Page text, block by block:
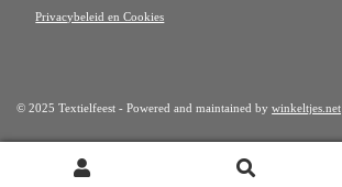
Privacybeleid en Cookies
© 2025 Textielfeest - Powered and maintained bywinkeltjes.net